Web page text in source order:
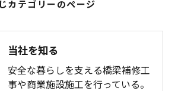
カテゴリーのページ
当社を知る
安全な暮らしを支える橋梁補修工
事や商業施設施工を行っている。